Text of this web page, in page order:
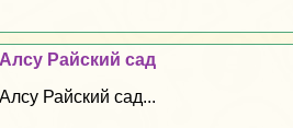
Алсу Райский сад
Алсу Райский сад...